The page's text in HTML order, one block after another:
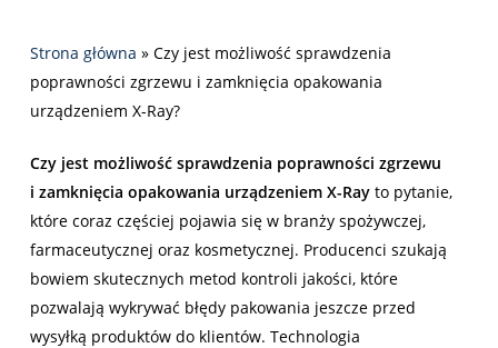
Strona główna » Czy jest możliwość sprawdzenia
poprawności zgrzewu i zamknięcia opakowania
urządzeniem X-Ray?
Czy jest możliwość sprawdzenia poprawności zgrzewu
i zamknięcia opakowania urządzeniem X-Rayto pytanie,
które coraz częściej pojawia się w branży spożywczej,
farmaceutycznej oraz kosmetycznej. Producenci szukają
bowiem skutecznych metod kontroli jakości, które
pozwalają wykrywać błędy pakowania jeszcze przed
wysyłką produktów do klientów. Technologia